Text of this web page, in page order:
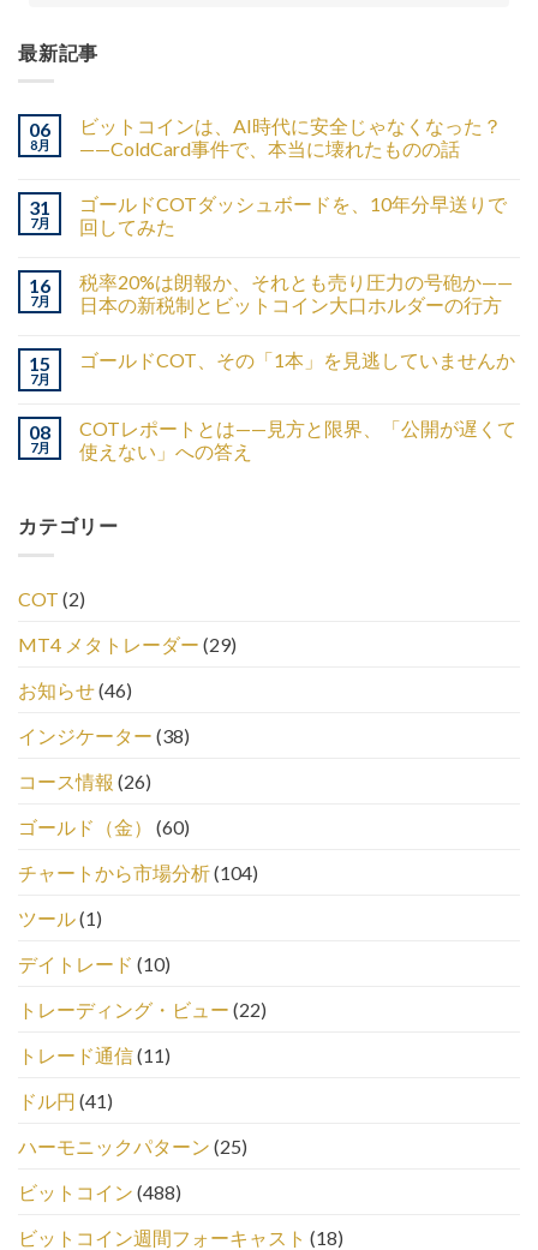
最新記事
06
8月
ビットコインは、AI時代に安全じゃなくなった？
——ColdCard事件で、本当に壊れたものの話
31
7月
ゴールドCOTダッシュボードを、10年分早送りで
回してみた
16
7月
税率20%は朗報か、それとも売り圧力の号砲か——
日本の新税制とビットコイン大口ホルダーの行方
15
7月
ゴールドCOT、その「1本」を見逃していませんか
08
7月
COTレポートとは——見方と限界、「公開が遅くて
使えない」への答え
カテゴリー
COT (2)
MT4 メタトレーダー (29)
お知らせ(46)
インジケーター (38)
コース情報 (26)
ゴールド（金）
(60)
チャートから市場分析(104)
ツール(1)
デイトレード (10)
トレーディング・ビュー (22)
トレード通信(11)
ドル円 (41)
ハーモニックパターン (25)
ビットコイン (488)
ビットコイン週間フォーキャスト (18)